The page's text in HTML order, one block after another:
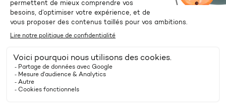
copropriété
CERQUAL Qualitel Certification a profité du Salon
octobre, les syndics titulaires de la marque NF
Habitat Exploitation Copropriété pour une
matinée de conférences.